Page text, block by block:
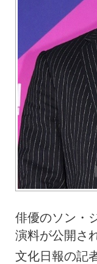
俳優のソン・
演料が公開さ
文化日報の記